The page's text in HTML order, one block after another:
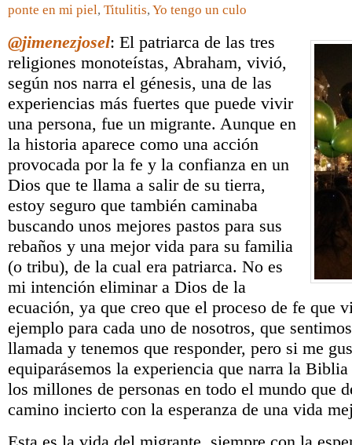
ponte en mi piel, Titulitis, Yo tengo un culo
@jimenezjosel: El patriarca de las tres
religiones monoteístas, Abraham, vivió,
según nos narra el génesis, una de las
experiencias más fuertes que puede vivir
una persona, fue un migrante. Aunque en
la historia aparece como una acción
provocada por la fe y la confianza en un
Dios que te llama a salir de su tierra,
estoy seguro que también caminaba
buscando unos mejores pastos para sus
rebaños y una mejor vida para su familia
(o tribu), de la cual era patriarca. No es
mi intención eliminar a Dios de la
ecuación, ya que creo que el proceso de fe que
ejemplo para cada uno de nosotros, que
llamada y tenemos que responder, pero si me
equiparásemos la experiencia que narra la
los millones de personas en todo el mundo que
camino incierto con la esperanza de una vida